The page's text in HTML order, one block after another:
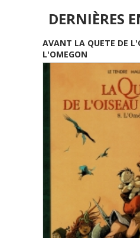
DERNIÈRES
AVANT LA QUETE DE
L'OMEGON